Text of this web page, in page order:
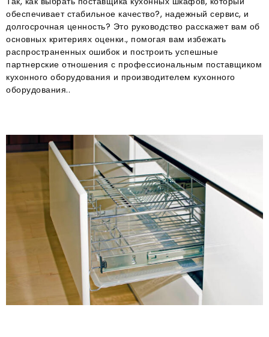
обеспечивает стабильное качество?, надежный сервис, и
долгосрочная ценность? Это руководство расскажет вам об
основных критериях оценки., помогая вам избежать
распространенных ошибок и построить успешные
партнерские отношения с профессиональным поставщиком
кухонного оборудования и производителем кухонного
оборудования..